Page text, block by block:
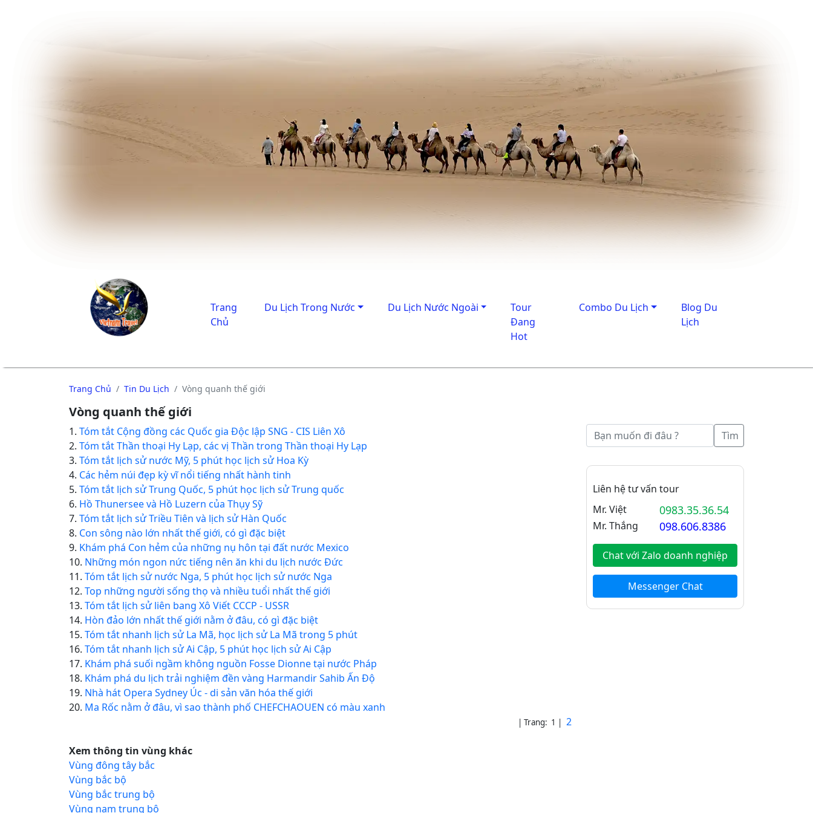
Trang
Chủ
Du Lịch Trong Nước Du Lịch Nước Ngoài
Tour
Đang
Hot
Combo Du Lịch
Blog Du
Lịch
Trang Chủ Tin Du Lịch Vòng quanh thế giới
Vòng quanh thế giới
1. Tóm tắt Cộng đồng các Quốc gia Độc lập SNG - CIS Liên Xô
2. Tóm tắt Thần thoại Hy Lạp, các vị Thần trong Thần thoại Hy Lạp
3. Tóm tắt lịch sử nước Mỹ, 5 phút học lịch sử Hoa Kỳ
4. Các hẻm núi đẹp kỳ vĩ nổi tiếng nhất hành tinh
5. Tóm tắt lịch sử Trung Quốc, 5 phút học lịch sử Trung quốc
6. Hồ Thunersee và Hồ Luzern của Thụy Sỹ
7. Tóm tắt lịch sử Triều Tiên và lịch sử Hàn Quốc
8. Con sông nào lớn nhất thế giới, có gì đặc biệt
9. Khám phá Con hẻm của những nụ hôn tại đất nước Mexico
10. Những món ngon nức tiếng nên ăn khi du lịch nước Đức
11. Tóm tắt lịch sử nước Nga, 5 phút học lịch sử nước Nga
12. Top những người sống thọ và nhiều tuổi nhất thế giới
13. Tóm tắt lịch sử liên bang Xô Viết CCCP - USSR
14. Hòn đảo lớn nhất thế giới nằm ở đâu, có gì đặc biệt
15. Tóm tắt nhanh lịch sử La Mã, học lịch sử La Mã trong 5 phút
16. Tóm tắt nhanh lịch sử Ai Cập, 5 phút học lịch sử Ai Cập
17. Khám phá suối ngầm không nguồn Fosse Dionne tại nước Pháp
18. Khám phá du lịch trải nghiệm đền vàng Harmandir Sahib Ấn Độ
19. Nhà hát Opera Sydney Úc - di sản văn hóa thế giới
20. Ma Rốc nằm ở đâu, vì sao thành phố CHEFCHAOUEN có màu xanh
| Trang: 1 | 2
Xem thông tin vùng khác
Vùng đông tây bắc
Vùng bắc bộ
Vùng bắc trung bộ
Vùng nam trung bộ
Tìm
Liên hệ tư vấn tour
Mr. Việt
0983.35.36.54
Mr. Thắng 098.606.8386
Chat với Zalo doanh nghiệp
Messenger Chat